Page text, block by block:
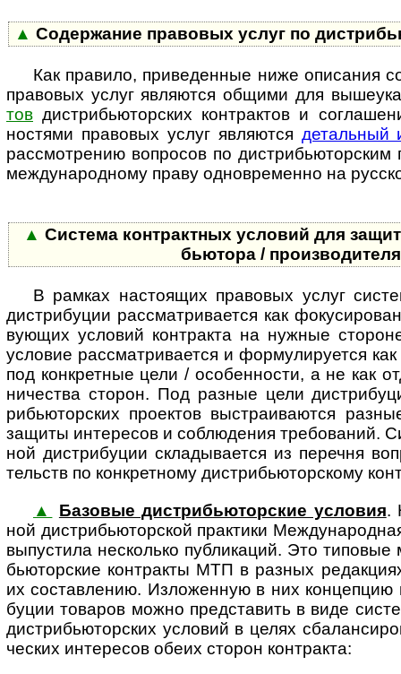
▲ Содержание правовых услуг по
Как правило, приведенные ниже описания
пра­во­вых услуг явля­ются общими для
тов дист­рибью­тор­ских конт­рак­тов и
нос­тя­ми пра­во­вых услуг явля­ются деталь­ный
рас­смот­ре­нию воп­ро­сов по
меж­дуна­род­ному праву одно­вре­менно на
▲ Система контрактных условий для
бью­тора /
В рамках настоящих правовых услуг
дист­ри­бу­ции рас­смат­рива­ется как
ву­ющих усло­вий конт­ракта на нуж­ные
усло­вие рас­смат­рива­ется и фор­му­ли­ру­ется
под кон­к­рет­ные цели / осо­бен­но­сти, а не как
ни­че­ства сто­рон. Под раз­ные цели
рибью­тор­ских про­ектов выстра­ива­ются
защиты инте­ресов и соблю­дения требо­ва­ний.
ной дист­ри­бу­ции скла­дыва­ется из пере­чня
тельств по конк­рет­ному дистри­бью­тор­скому
▲
Базовые дистрибьюторские условия.
ной дис­т­рибь­ю­тор­ской прак­ти­ки
выпус­тила неско­лько пуб­ли­каций. Это
бью­тор­ские конт­ракты МТП в раз­ных
их сос­тав­ле­нию. Изло­жен­ную в них
буции това­ров можно пред­ста­вить в виде
дист­рибью­тор­ских усло­вий в целях
чес­ких инте­ресов обеих сто­рон конт­ракта: